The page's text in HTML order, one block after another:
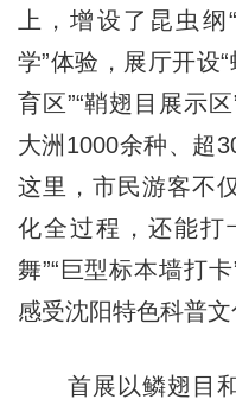
上，增设了昆虫
学”体验，展厅开设
育区”“鞘翅目展示
大洲1000余种、超
这里，市民游客不
化全过程，还能打
舞”“巨型标本墙打
感受沈阳特色科普文
首展以鳞翅目和